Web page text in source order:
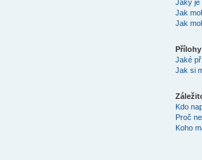
Jaký je
Jak
Jak
Přílohy
Jaké
Jak si
Kdo
Proč
Koho